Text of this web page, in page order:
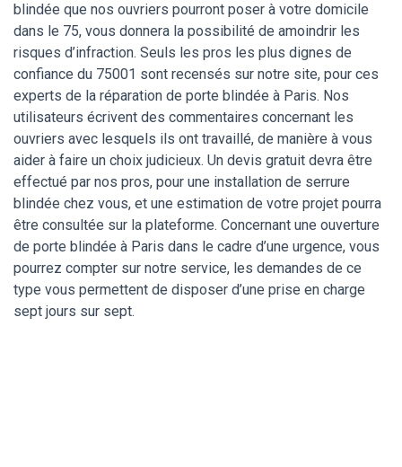
blindée que nos ouvriers pourront poser à votre domicile
dans le 75, vous donnera la possibilité de amoindrir les
risques d’infraction. Seuls les pros les plus dignes de
confiance du 75001 sont recensés sur notre site, pour ces
experts de la réparation de porte blindée à Paris. Nos
utilisateurs écrivent des commentaires concernant les
ouvriers avec lesquels ils ont travaillé, de manière à vous
aider à faire un choix judicieux. Un devis gratuit devra être
effectué par nos pros, pour une installation de serrure
blindée chez vous, et une estimation de votre projet pourra
être consultée sur la plateforme. Concernant une ouverture
de porte blindée à Paris dans le cadre d’une urgence, vous
pourrez compter sur notre service, les demandes de ce
type vous permettent de disposer d’une prise en charge
sept jours sur sept.